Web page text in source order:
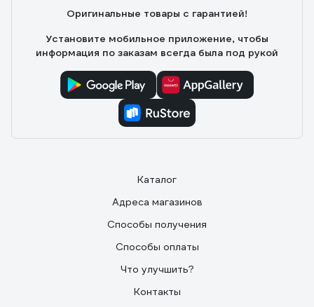
Оригинальные товары с гарантией!
Установите мобильное приложение, чтобы
информация по заказам всегда была под рукой
Каталог
Адреса магазинов
Способы получения
Способы оплаты
Что улучшить?
Контакты